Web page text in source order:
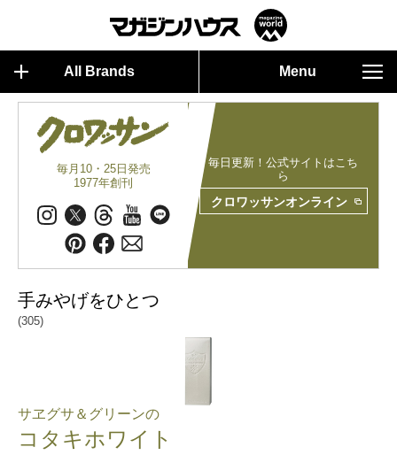
All Brands Menu
毎月10・25日発売
1977年創刊
毎日更新！公式サイトはこち
ら
クロワッサンオンライン
手みやげをひとつ
(305)
サヱグサ＆グリーンの
コタキホワイト